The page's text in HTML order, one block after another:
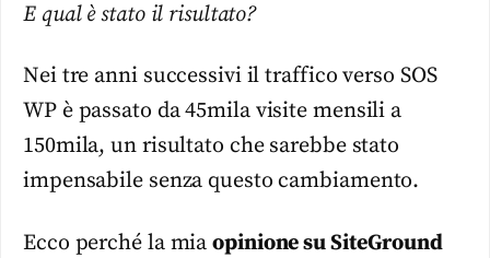
E qual è stato il risultato?
Nei tre anni successivi il traffico verso SOS
WP è passato da 45mila visite mensili a
150mila, un risultato che sarebbe stato
impensabile senza questo cambiamento.
Ecco perché la miaopinione su SiteGround